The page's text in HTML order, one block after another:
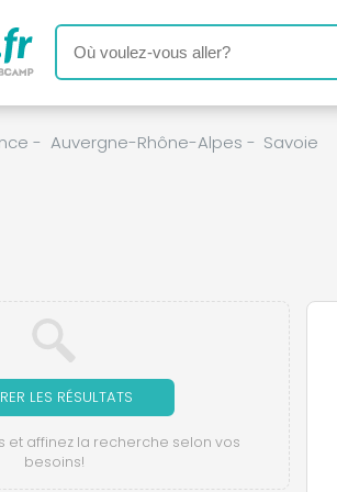
- Auvergne-Rhône-Alpes - Savoie
LES RÉSULTATS
et affinez la recherche selon vos
besoins!